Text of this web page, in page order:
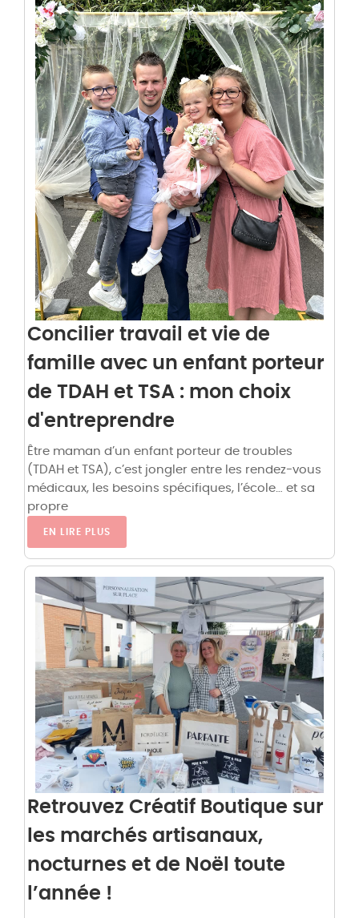
Concilier travail et vie de
famille avec un enfant porteur
de TDAH et TSA : mon choix
d'entreprendre
Être maman d’un enfant porteur de troubles
(TDAH et TSA), c’est jongler entre les rendez-vous
médicaux, les besoins spécifiques, l’école… et sa
propre
EN LIRE PLUS
Retrouvez Créatif Boutique sur
les marchés artisanaux,
nocturnes et de Noël toute
l’année !